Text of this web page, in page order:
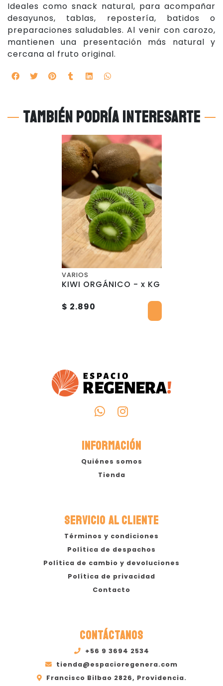
Ideales como snack natural, para acompañar
desayunos, tablas, repostería, batidos o
preparaciones saludables. Al venir con carozo,
mantienen una presentación más natural y
cercana al fruto original.
También podría interesarte
VARIOS
KIWI ORGÁNICO - x KG
$ 2.890
INFORMACIÓN
Quiénes somos
Tienda
SERVICIO AL CLIENTE
Términos y condiciones
Política de despachos
Política de cambio y devoluciones
Política de privacidad
Contacto
CONTÁCTANOS
+56 9 3694 2534
tienda@espacioregenera.com
Francisco Bilbao 2826, Providencia.